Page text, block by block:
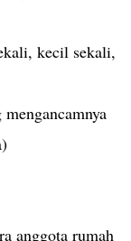
kecil sekali,
anggota rumah